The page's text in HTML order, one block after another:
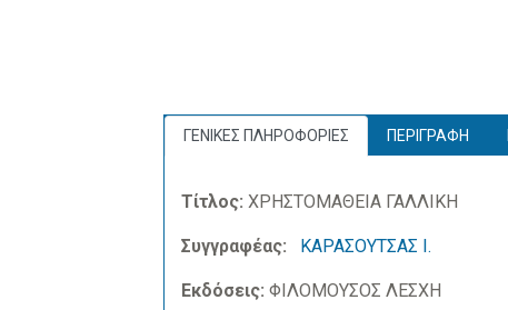
ΓΕΝΙΚΕΣ ΠΛΗΡΟΦΟΡΙΕΣ ΠΕΡΙΓΡΑΦΗ
Τίτλος: ΧΡΗΣΤΟΜΑΘΕΙΑ ΓΑΛΛΙΚΗ
Συγγραφέας: ΚΑΡΑΣΟΥΤΣΑΣ Ι.
Εκδόσεις: ΦΙΛΟΜΟΥΣΟΣ ΛΕΣΧΗ